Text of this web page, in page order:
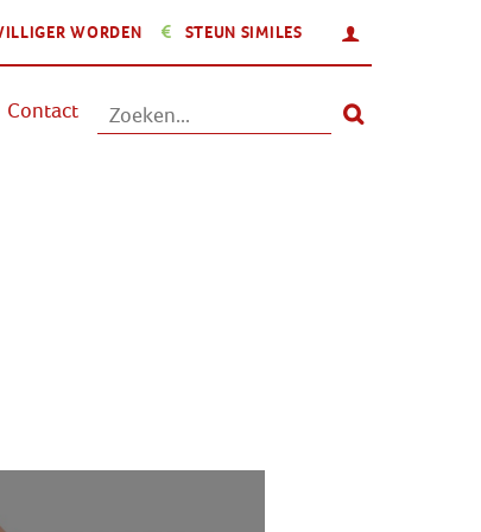
WORDEN STEUN SIMILES
Contact
Steun Similes